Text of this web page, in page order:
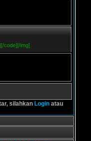
code][/img]
silahkan Login atau